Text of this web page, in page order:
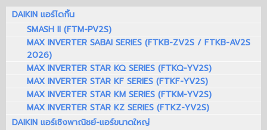
DAIKIN แอร์ไดกิ้น
SMASH II (FTM-PV2S)
MAX INVERTER SABAI SERIES (FTKB-ZV2S / FTKB-AV2S
2026)
MAX INVERTER STAR KQ SERIES (FTKQ-YV2S)
MAX INVERTER STAR KF SERIES (FTKF-YV2S)
MAX INVERTER STAR KM SERIES (FTKM-YV2S)
MAX INVERTER STAR KZ SERIES (FTKZ-YV2S)
DAIKIN แอร์เชิงพาณิชย์-แอร์ขนาดใหญ่